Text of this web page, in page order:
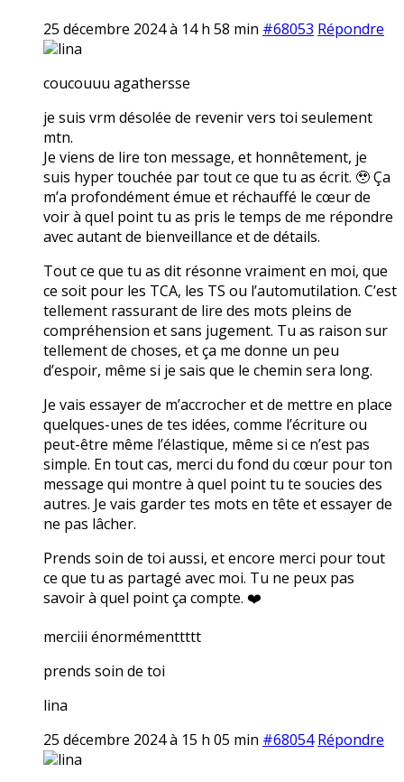
25 décembre 2024 à 14 h 58 min #68053 Répondre
lina
coucouuu agathersse
je suis vrm désolée de revenir vers toi seulement
mtn.
Je viens de lire ton message, et honnêtement, je
suis hyper touchée par tout ce que tu as écrit. 🥹 Ça
m’a profondément émue et réchauffé le cœur de
voir à quel point tu as pris le temps de me répondre
avec autant de bienveillance et de détails.
Tout ce que tu as dit résonne vraiment en moi, que
ce soit pour les TCA, les TS ou l’automutilation. C’est
tellement rassurant de lire des mots pleins de
compréhension et sans jugement. Tu as raison sur
tellement de choses, et ça me donne un peu
d’espoir, même si je sais que le chemin sera long.
Je vais essayer de m’accrocher et de mettre en place
quelques-unes de tes idées, comme l’écriture ou
peut-être même l’élastique, même si ce n’est pas
simple. En tout cas, merci du fond du cœur pour ton
message qui montre à quel point tu te soucies des
autres. Je vais garder tes mots en tête et essayer de
ne pas lâcher.
Prends soin de toi aussi, et encore merci pour tout
ce que tu as partagé avec moi. Tu ne peux pas
savoir à quel point ça compte. ❤️
merciii énormémenttttt
prends soin de toi
lina
25 décembre 2024 à 15 h 05 min #68054 Répondre
lina